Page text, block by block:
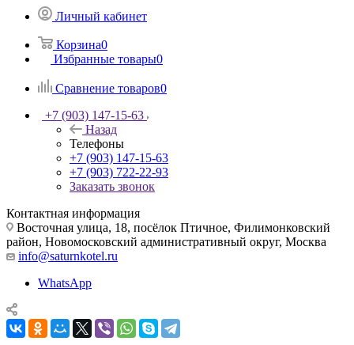
Личный кабинет
Корзина0
Избранные товары0
Сравнение товаров0
+7 (903) 147-15-63
Назад
Телефоны
+7 (903) 147-15-63
+7 (903) 722-22-93
Заказать звонок
Контактная информация
Восточная улица, 18, посёлок Птичное, Филимонковский
район, Новомосковский административный округ, Москва
info@saturnkotel.ru
WhatsApp